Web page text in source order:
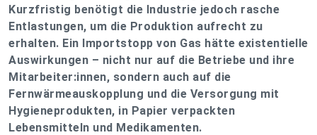
Kurzfristig benötigt die Industrie jedoch rasche
Entlastungen, um die Produktion aufrecht zu
erhalten. Ein Importstopp von Gas hätte existentielle
Auswirkungen – nicht nur auf die Betriebe und ihre
Mitarbeiter:innen, sondern auch auf die
Fernwärmeauskopplung und die Versorgung mit
Hygieneprodukten, in Papier verpackten
Lebensmitteln und Medikamenten.